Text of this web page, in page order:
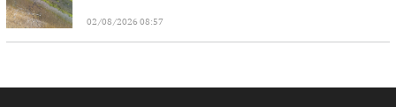
02/08/2026 08:57